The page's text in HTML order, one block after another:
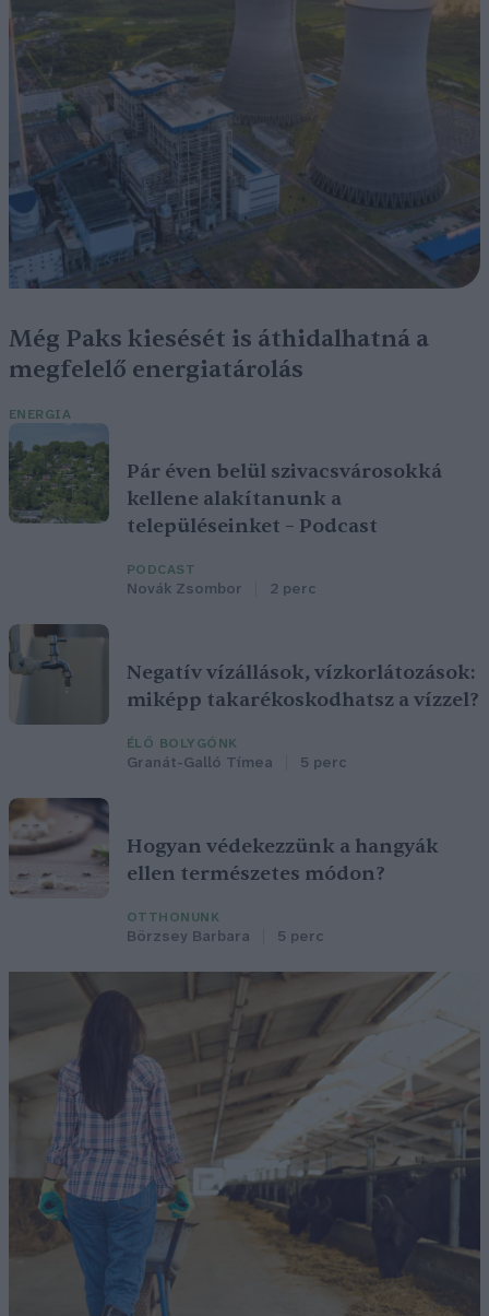
Még Paks kiesését is áthidalhatná a
megfelelő energiatárolás
ENERGIA
Pár éven belül szivacsvárosokká
kellene alakítanunk a
településeinket – Podcast
PODCAST
Novák Zsombor 2 perc
Negatív vízállások, vízkorlátozások:
miképp takarékoskodhatsz a vízzel?
ÉLŐ BOLYGÓNK
Granát-Galló Tímea 5 perc
Hogyan védekezzünk a hangyák
ellen természetes módon?
OTTHONUNK
Börzsey Barbara 5 perc